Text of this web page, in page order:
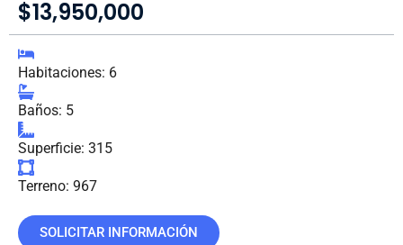
$13,950,000
Habitaciones: 6
Baños: 5
Superficie: 315
Terreno: 967
SOLICITAR INFORMACIÓN